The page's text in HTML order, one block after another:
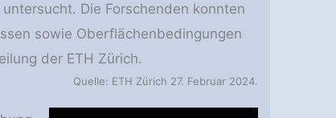
Die Forschenden konnten
sowie Oberflächenbedingungen
der ETH Zürich.
Quelle: ETH Zürich 27. Februar 2024.